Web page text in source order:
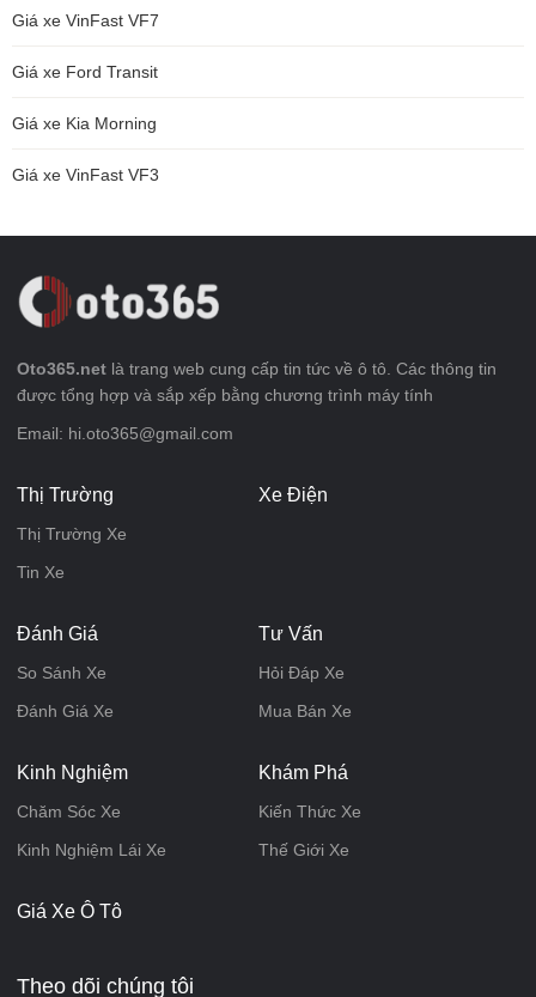
Giá xe VinFast VF7
Giá xe Ford Transit
Giá xe Kia Morning
Giá xe VinFast VF3
Oto365.net là trang web cung cấp tin tức về ô tô. Các thông tin
được tổng hợp và sắp xếp bằng chương trình máy tính
Email: hi.oto365@gmail.com
Thị Trường
Thị Trường Xe
Tin Xe
Xe Điện
Đánh Giá
So Sánh Xe
Đánh Giá Xe
Tư Vấn
Hỏi Đáp Xe
Mua Bán Xe
Kinh Nghiệm
Chăm Sóc Xe
Kinh Nghiệm Lái Xe
Khám Phá
Kiến Thức Xe
Thế Giới Xe
Giá Xe Ô Tô
Theo dõi chúng tôi